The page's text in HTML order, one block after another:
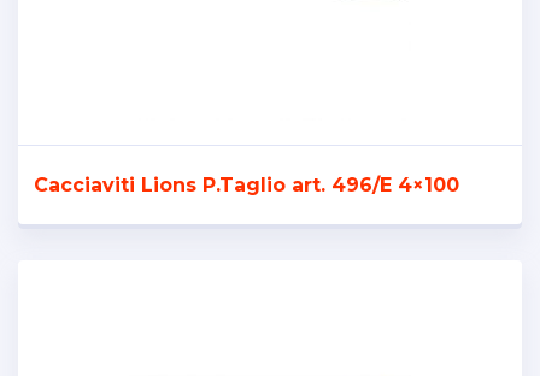
Cacciaviti Lions P.Taglio art. 496/E 4×100